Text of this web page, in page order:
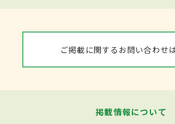
ご掲載に関するお問い合わせ
掲載情報について